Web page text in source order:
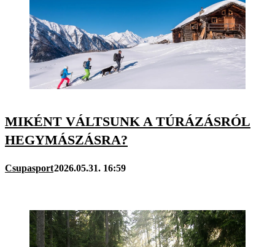
MIKÉNT VÁLTSUNK A TÚRÁZÁSRÓL
HEGYMÁSZÁSRA?
Csupasport2026.05.31. 16:59